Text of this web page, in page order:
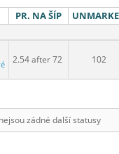
PR. NA ŠÍP
2.54 after 72 102
zádné další statusy